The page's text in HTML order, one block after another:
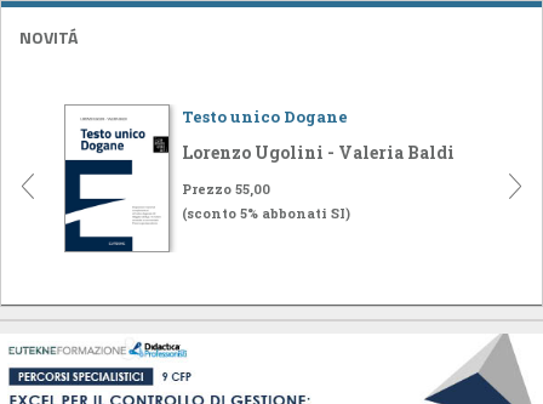
NOVITÁ
Testo unico Dogane
Lorenzo Ugolini - Valeria Baldi
Prezzo 55,00
(sconto 5% abbonati SI)